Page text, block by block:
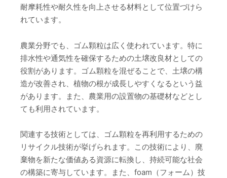
耐摩耗性や耐久性を向上させる材料として位置づけら
れています。
農業分野でも、ゴム顆粒は広く使われています。特に
排水性や通気性を確保するための土壌改良材としての
役割があります。ゴム顆粒を混ぜることで、土壌の構
造が改善され、植物の根が成長しやすくなるという益
があります。また、農業用の設置物の基礎材などとし
ても利用されています。
関連する技術としては、ゴム顆粒を再利用するための
リサイクル技術が挙げられます。この技術により、廃
棄物を新たな価値ある資源に転換し、持続可能な社会
の構築に寄与しています。また、foam（フォーム）技